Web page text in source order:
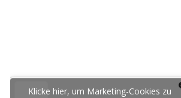
Klicke hier, um Marketing-Cookies zu